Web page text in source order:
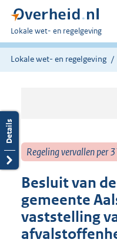
U
bent
hier:
Lokale wet- en regelgeving
Lokale wet- en regelgeving
Regeling vervallen per
Besluit van
gemeente
vaststelling